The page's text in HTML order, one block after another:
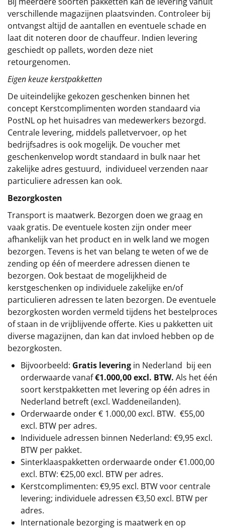
verschillende magazijnen plaatsvinden. Controleer bij
ontvangst altijd de aantallen en eventuele schade en
laat dit noteren door de chauffeur. Indien levering
geschiedt op pallets, worden deze niet
retourgenomen.
Eigen keuze kerstpakketten
De uiteindelijke gekozen geschenken binnen het
concept Kerstcomplimenten worden standaard via
PostNL op het huisadres van medewerkers bezorgd.
Centrale levering, middels palletvervoer, op het
bedrijfsadres is ook mogelijk. De voucher met
geschenkenvelop wordt standaard in bulk naar het
zakelijke adres gestuurd, individueel verzenden naar
particuliere adressen kan ook.
Bezorgkosten
Transport is maatwerk. Bezorgen doen we graag en
vaak gratis. De eventuele kosten zijn onder meer
afhankelijk van het product en in welk land we mogen
bezorgen. Tevens is het van belang te weten of we de
zending op één of meerdere adressen dienen te
bezorgen. Ook bestaat de mogelijkheid de
kerstgeschenken op individuele zakelijke en/of
particulieren adressen te laten bezorgen. De eventuele
bezorgkosten worden vermeld tijdens het bestelproces
of staan in de vrijblijvende offerte. Kies u pakketten uit
diverse magazijnen, dan kan dat invloed hebben op de
bezorgkosten.
Bijvoorbeeld: Gratis levering in Nederland bij een
orderwaarde vanaf€1.000,00 excl. BTW. Als het één
soort kerstpakketten met levering op één adres in
Nederland betreft (excl. Waddeneilanden).
Orderwaarde onder € 1.000,00 excl. BTW. €55,00
excl. BTW per adres.
Individuele adressen binnen Nederland: €9,95 excl.
BTW per pakket.
Sinterklaaspakketten orderwaarde onder €1.000,00
excl. BTW: €25,00 excl. BTW per adres.
Kerstcomplimenten: €9,95 excl. BTW voor centrale
levering; individuele adressen €3,50 excl. BTW per
adres.
Internationale bezorging is maatwerk en op